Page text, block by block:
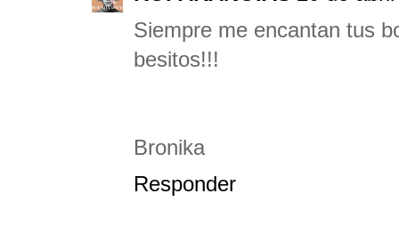
Siempre me encantan tus
besitos!!!
Bronika
Responder